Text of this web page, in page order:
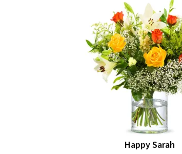
Happy Sarah